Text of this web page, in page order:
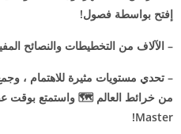
إفتح بواسطة فصول!
– الآلاف من التخطيطات والنصائح
– تحدي مستويات مثيرة للاهتمام ،
Master!